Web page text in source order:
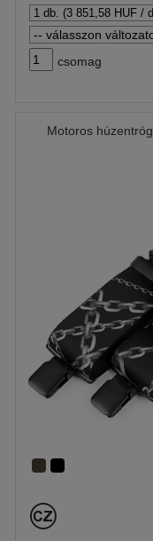
csomag
Motoros